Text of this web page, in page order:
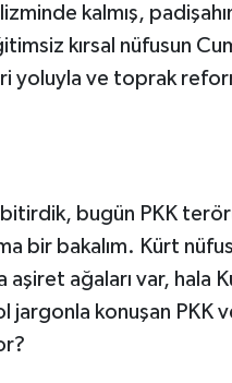
kalmış,
kırsal nüfusun
yoluyla ve toprak
bitirdik, bugün PKK
bir bakalım. Kürt
ağaları var, hala
jargonla konuşan PKK